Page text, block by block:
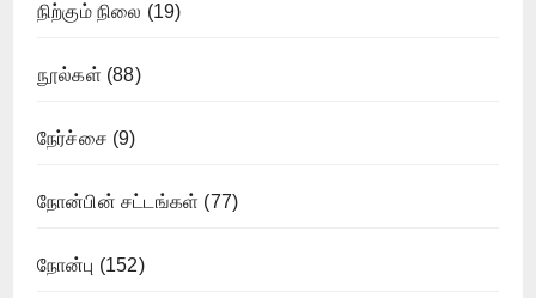
நிற்கும் நிலை (19)
நூல்கள் (88)
நேர்ச்சை (9)
நோன்பின் சட்டங்கள் (77)
நோன்பு (152)